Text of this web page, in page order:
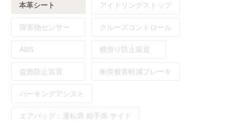
本革シート アイドリングストップ
障害物センサー クルーズコントロール
ABS 横滑り防止装置
盗難防止装置 衝突被害軽減ブレーキ
パーキングアシスト
エアバッグ： 運転席 助手席 サイド